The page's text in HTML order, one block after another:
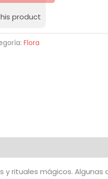
product
Flora
rituales mágicos. Algunas